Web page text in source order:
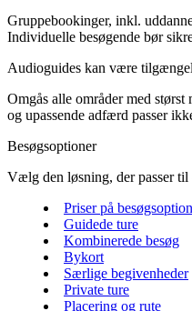
Gruppebookinger, inkl.
Individuelle besøgende bør
Audioguides kan være
Omgås alle områder med
og upassende adfærd passer
Besøgsoptioner
Vælg den løsning, der passer til
Priser på
Guidede ture
Kombinerede besøg
Bykort
Særlige begivenheder
Private ture
Placering og rute